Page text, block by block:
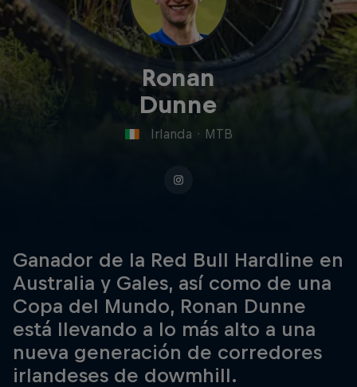
Ronan
Dunne
Irlanda · MTB
Ganador de la Red Bull Hardline en
Australia y Gales, así como de una
Copa del Mundo, Ronan Dunne
está llevando a lo más alto a una
nueva generación de corredores
irlandeses de dowmhill.